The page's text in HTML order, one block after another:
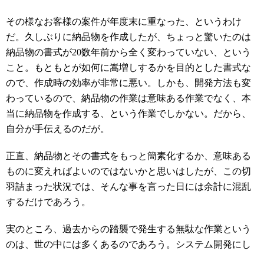
その様なお客様の案件が年度末に重なった、というわけ
だ。久しぶりに納品物を作成したが、ちょっと驚いたのは
納品物の書式が20数年前から全く変わっていない、という
こと。もともとが如何に嵩増しするかを目的とした書式な
ので、作成時の効率が非常に悪い。しかも、開発方法も変
わっているので、納品物の作業は意味ある作業でなく、本
当に納品物を作成する、という作業でしかない。だから、
自分が手伝えるのだが。
正直、納品物とその書式をもっと簡素化するか、意味ある
ものに変えればよいのではないかと思いはしたが、この切
羽詰まった状況では、そんな事を言った日には余計に混乱
するだけであろう。
実のところ、過去からの踏襲で発生する無駄な作業という
のは、世の中には多くあるのであろう。システム開発にし